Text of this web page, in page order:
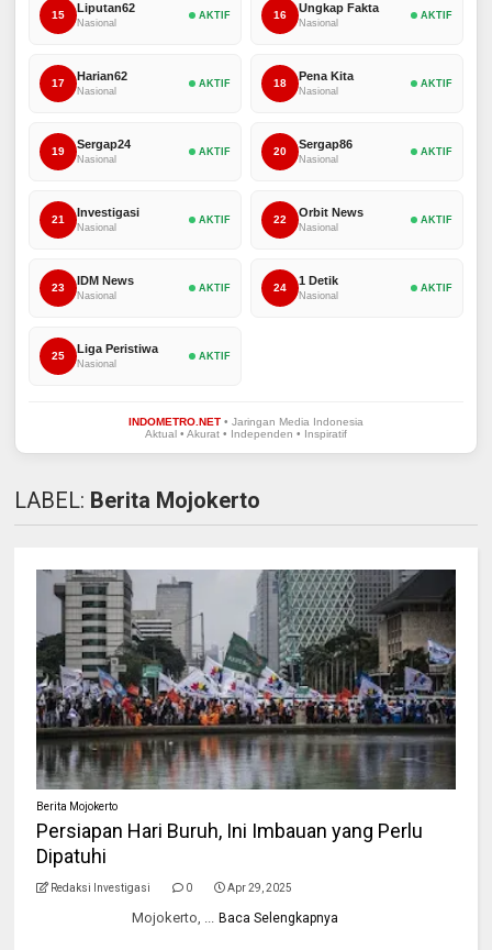
15
Liputan62
Nasional
AKTIF 16
Ungkap Fakta
Nasional
AKTIF
17
Harian62
Nasional
AKTIF 18
Pena Kita
Nasional
AKTIF
19
Sergap24
Nasional
AKTIF 20
Sergap86
Nasional
AKTIF
21
Investigasi
Nasional
AKTIF 22
Orbit News
Nasional
AKTIF
23
IDM News
Nasional
AKTIF 24
1 Detik
Nasional
AKTIF
25
Liga Peristiwa
Nasional
AKTIF
INDOMETRO.NET• Jaringan Media Indonesia
Aktual • Akurat • Independen • Inspiratif
LABEL: Berita Mojokerto
Berita Mojokerto
Persiapan Hari Buruh, Ini Imbauan yang Perlu
Dipatuhi
Redaksi Investigasi 0 Apr 29, 2025
Mojokerto, ... Baca Selengkapnya